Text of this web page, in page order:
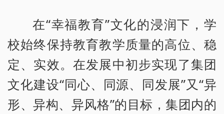
在“幸福教育”文化的浸润下，学
校始终保持教育教学质量的高位、稳
定、实效。在发展中初步实现了集团
文化建设“同心、同源、同发展”又“异
形、异构、异风格”的目标，集团内的